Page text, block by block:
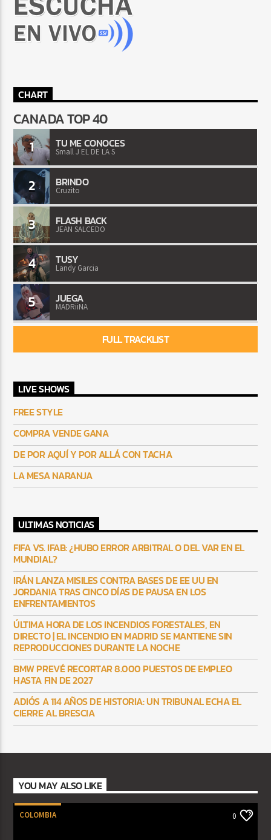
CHART
CANADA TOP 40
1 TU ME CONOCES
Small J EL DE LA S
2 BRINDO
Cruzito
3 FLASH BACK
JEAN SALCEDO
4 TUSY
Landy Garcia
5 JUEGA
MADRiiNA
FULL TRACKLIST
LIVE SHOWS
FREE STYLE
COMPRA VENDE GANA
DE POR AQUÍ Y POR ALLÁ CON TACHA
LA MESA NARANJA
ULTIMAS NOTICIAS
FIFA VS. IFAB: ¿HUBO ERROR ARBITRAL O DEL VAR EN EL
MUNDIAL?
IRÁN LANZA MISILES CONTRA BASES DE EE UU EN
JORDANIA TRAS CINCO DÍAS DE PAUSA EN LOS
ENFRENTAMIENTOS
ÚLTIMA HORA DE LOS INCENDIOS FORESTALES, EN
DIRECTO | EL INCENDIO EN MADRID SE MANTIENE SIN
REPRODUCCIONES DURANTE LA NOCHE
BMW PREVÉ RECORTAR 8.000 PUESTOS DE EMPLEO
HASTA FIN DE 2027
ADIÓS A 114 AÑOS DE HISTORIA: UN TRIBUNAL ECHA EL
CIERRE AL BRESCIA
YOU MAY ALSO LIKE
COLOMBIA 0